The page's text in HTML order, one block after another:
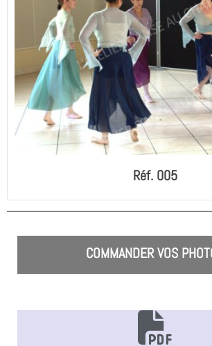
Réf. 005
COMMANDER VOS